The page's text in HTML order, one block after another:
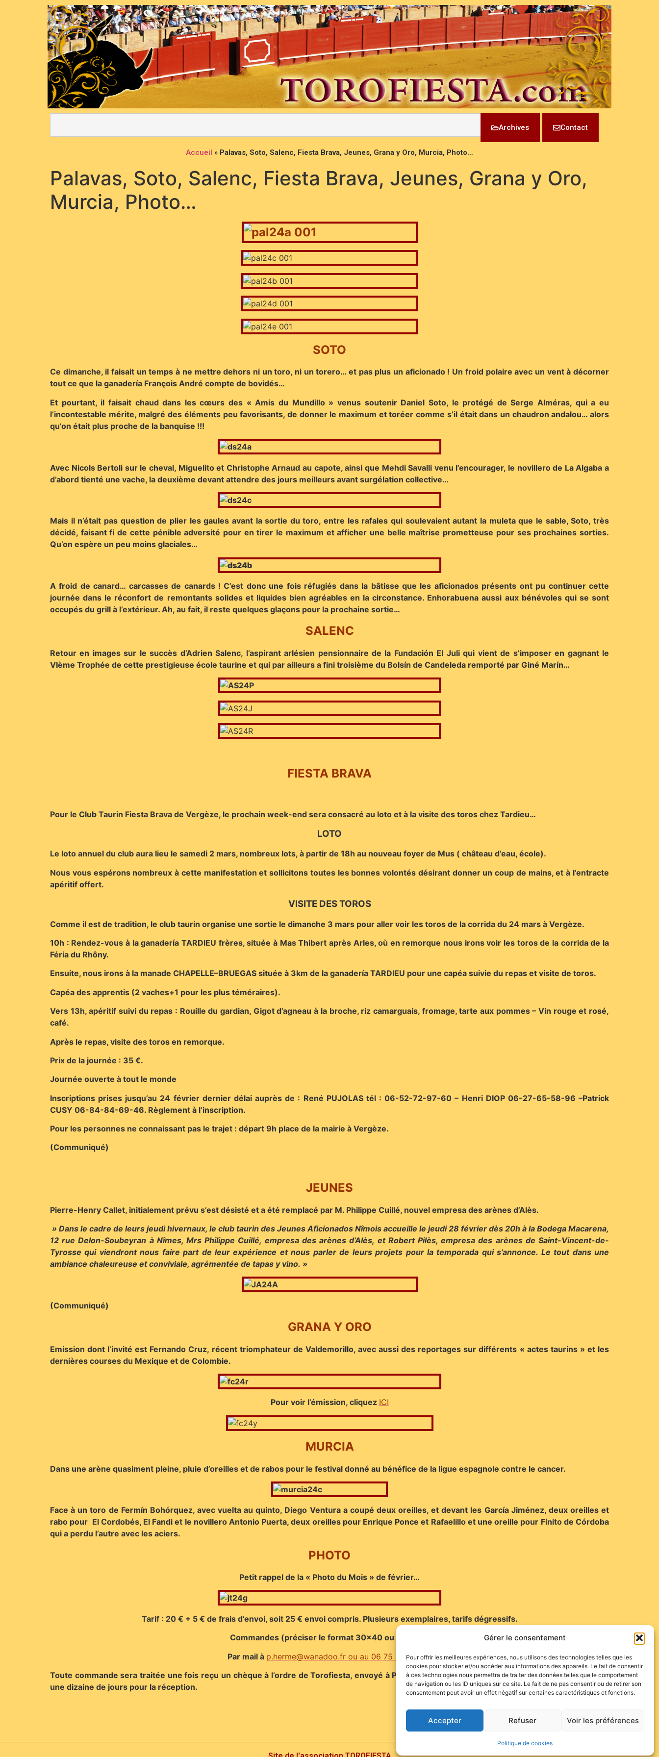
Gérer le consentement
Pour offrir les meilleures expériences, nous utilisons des technologies telles que les
cookies pour stocker et/ou accéder aux informations des appareils. Le fait de consentir
à ces technologies nous permettra de traiter des données telles que le comportement
de navigation ou les ID uniques sur ce site. Le fait de ne pas consentir ou de retirer son
consentement peut avoir un effet négatif sur certaines caractéristiques et fonctions.
Accepter Refuser Voir les préférences
Politique de cookies
Archives Contact
Accueil » Palavas, Soto, Salenc, Fiesta Brava, Jeunes, Grana y Oro, Murcia, Photo…
Palavas, Soto, Salenc, Fiesta Brava, Jeunes, Grana y Oro,
Murcia, Photo…
SOTO
Ce dimanche, il faisait un temps à ne mettre dehors ni un toro, ni un torero… et pas plus un aficionado ! Un froid polaire avec un vent à décorner
tout ce que la ganadería François André compte de bovidés…
Et pourtant, il faisait chaud dans les cœurs des « Amis du Mundillo » venus soutenir Daniel Soto, le protégé de Serge Alméras, qui a eu
l’incontestable mérite, malgré des éléments peu favorisants, de donner le maximum et toréer comme s’il était dans un chaudron andalou… alors
qu’on était plus proche de la banquise !!!
Avec Nicols Bertoli sur le cheval, Miguelito et Christophe Arnaud au capote, ainsi que Mehdi Savalli venu l’encourager, le novillero de La Algaba a
d’abord tienté une vache, la deuxième devant attendre des jours meilleurs avant surgélation collective…
Mais il n’était pas question de plier les gaules avant la sortie du toro, entre les rafales qui soulevaient autant la muleta que le sable, Soto, très
décidé, faisant fi de cette pénible adversité pour en tirer le maximum et afficher une belle maîtrise prometteuse pour ses prochaines sorties.
Qu’on espère un peu moins glaciales…
A froid de canard… carcasses de canards ! C’est donc une fois réfugiés dans la bâtisse que les aficionados présents ont pu continuer cette
journée dans le réconfort de remontants solides et liquides bien agréables en la circonstance. Enhorabuena aussi aux bénévoles qui se sont
occupés du grill à l’extérieur. Ah, au fait, il reste quelques glaçons pour la prochaine sortie…
SALENC
Retour en images sur le succès d’Adrien Salenc, l’aspirant arlésien pensionnaire de la Fundación El Juli qui vient de s’imposer en gagnant le
VIème Trophée de cette prestigieuse école taurine et qui par ailleurs a fini troisième du Bolsín de Candeleda remporté par Giné Marín…
FIESTA BRAVA
Pour le Club Taurin Fiesta Brava de Vergèze, le prochain week-end sera consacré au loto et à la visite des toros chez Tardieu…
LOTO
Le loto annuel du club aura lieu le samedi 2 mars, nombreux lots, à partir de 18h au nouveau foyer de Mus ( château d’eau, école).
Nous vous espérons nombreux à cette manifestation et sollicitons toutes les bonnes volontés désirant donner un coup de mains, et à l’entracte
apéritif offert.
VISITE DES TOROS
Comme il est de tradition, le club taurin organise une sortie le dimanche 3 mars pour aller voir les toros de la corrida du 24 mars à Vergèze.
10h : Rendez-vous à la ganadería TARDIEU frères, située à Mas Thibert après Arles, où en remorque nous irons voir les toros de la corrida de la
Féria du Rhôny.
Ensuite, nous irons à la manade CHAPELLE–BRUEGAS située à 3km de la ganadería TARDIEU pour une capéa suivie du repas et visite de toros.
Capéa des apprentis (2 vaches+1 pour les plus téméraires).
Vers 13h, apéritif suivi du repas : Rouille du gardian, Gigot d’agneau à la broche, riz camarguais, fromage, tarte aux pommes – Vin rouge et rosé,
café.
Après le repas, visite des toros en remorque.
Prix de la journée : 35 €.
Journée ouverte à tout le monde
Inscriptions prises jusqu’au 24 février dernier délai auprès de : René PUJOLAS tél : 06-52-72-97-60 – Henri DIOP 06-27-65-58-96 –Patrick
CUSY 06-84-84-69-46. Règlement à l’inscription.
Pour les personnes ne connaissant pas le trajet : départ 9h place de la mairie à Vergèze.
(Communiqué)
JEUNES
Pierre-Henry Callet, initialement prévu s’est désisté et a été remplacé par M. Philippe Cuillé, nouvel empresa des arènes d’Alès.
» Dans le cadre de leurs jeudi hivernaux, le club taurin des Jeunes Aficionados Nîmois accueille le jeudi 28 février dès 20h à la Bodega Macarena,
12 rue Delon-Soubeyran à Nîmes, Mrs Philippe Cuillé, empresa des arènes d’Alès, et Robert Pilès, empresa des arènes de Saint-Vincent-de-
Tyrosse qui viendront nous faire part de leur expérience et nous parler de leurs projets pour la temporada qui s’annonce. Le tout dans une
ambiance chaleureuse et conviviale, agrémentée de tapas y vino. »
(Communiqué)
GRANA Y ORO
Emission dont l’invité est Fernando Cruz, récent triomphateur de Valdemorillo, avec aussi des reportages sur différents « actes taurins » et les
dernières courses du Mexique et de Colombie.
Pour voir l’émission, cliquez ICI
MURCIA
Dans une arène quasiment pleine, pluie d’oreilles et de rabos pour le festival donné au bénéfice de la ligue espagnole contre le cancer.
Face à un toro de Fermín Bohórquez, avec vuelta au quinto, Diego Ventura a coupé deux oreilles, et devant les García Jiménez, deux oreilles et
rabo pour El Cordobés, El Fandi et le novillero Antonio Puerta, deux oreilles pour Enrique Ponce et Rafaelillo et une oreille pour Finito de Córdoba
qui a perdu l’autre avec les aciers.
PHOTO
Petit rappel de la « Photo du Mois » de février…
Tarif : 20 € + 5 € de frais d’envoi, soit 25 € envoi compris. Plusieurs exemplaires, tarifs dégressifs.
Commandes (préciser le format 30×40 ou 30×45))
Par mail à p.herme@wanadoo.fr ou au 06 75 48 58 08.
Toute commande sera traitée une fois reçu un chèque à l’ordre de Torofiesta, envoyé à Paul Hermé, 23 av Jean Jaurès, 30900 Nîmes. Compter
une dizaine de jours pour la réception.